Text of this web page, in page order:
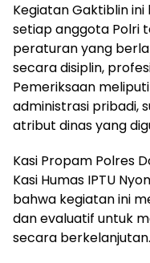
Kegiatan Gaktiblin
setiap anggota Polri
peraturan yang
secara disiplin,
Pemeriksaan
administrasi pribadi,
atribut dinas yang
Kasi Propam Polres
Kasi Humas IPTU
bahwa kegiatan ini
dan evaluatif untuk
secara berkelanjutan.